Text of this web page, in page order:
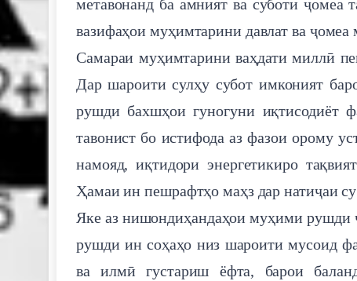
метавонанд ба амният ва суботи ҷомеа
вазифаҳои муҳимтарини давлат ва ҷомеа
Самараи муҳимтарини ваҳдати миллӣ
Дар шароити сулҳу субот имконият
рушди бахшҳои гуногуни иқтисодиёт
тавонист бо истифода аз фазои орому
намояд, иқтидори энергетикиро
Ҳамаи ин пешрафтҳо маҳз дар натиҷаи
Яке аз нишондиҳандаҳои муҳими рушди
рушди ин соҳаҳо низ шароити мусоид
ва илмӣ густариш ёфта, барои